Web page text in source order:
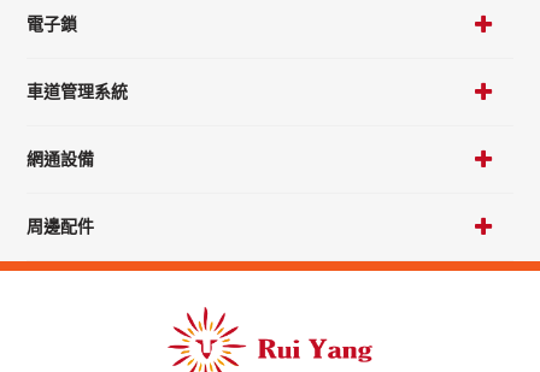
電子鎖
車道管理系統
網通設備
周邊配件